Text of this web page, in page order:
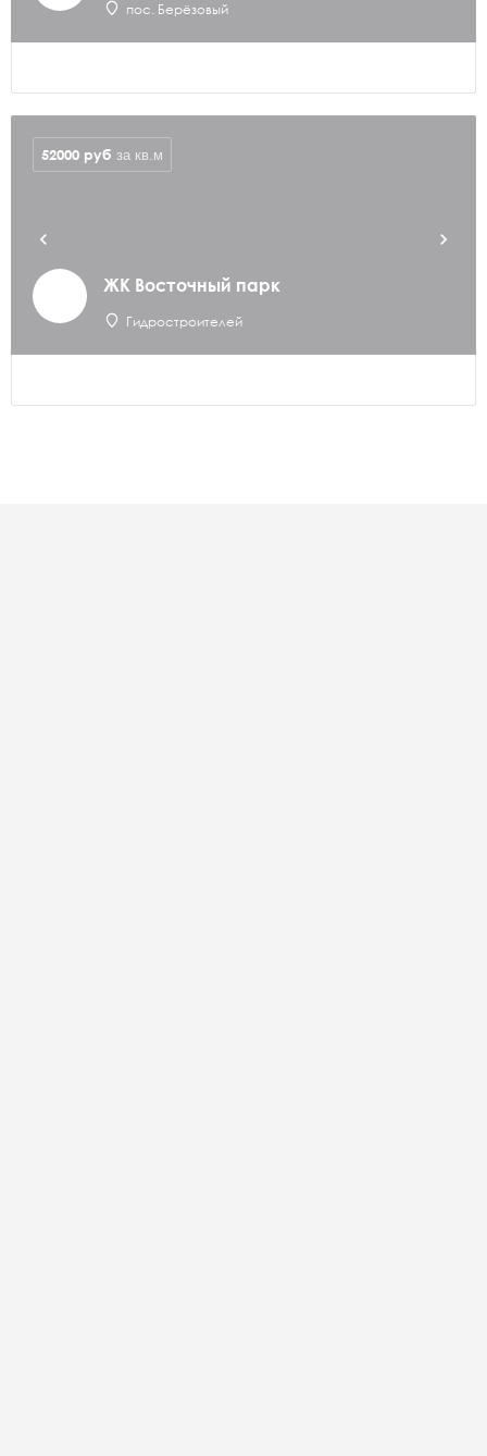
пос. Берёзовый
ЖК Восточный парк
Гидростроителей
52000 руб за кв.м